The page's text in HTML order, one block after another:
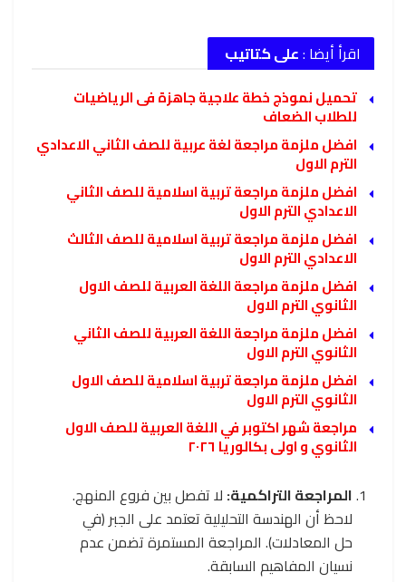
اقرأ أيضا :على كتاتيب
تحميل نموذج خطة علاجية جاهزة فى الرياضيات
للطلاب الضعاف
افضل ملزمة مراجعة لغة عربية للصف الثاني الاعدادي
الترم الاول
افضل ملزمة مراجعة تربية اسلامية للصف الثاني
الاعدادي الترم الاول
افضل ملزمة مراجعة تربية اسلامية للصف الثالث
الاعدادي الترم الاول
افضل ملزمة مراجعة اللغة العربية للصف الاول
الثانوي الترم الاول
افضل ملزمة مراجعة اللغة العربية للصف الثاني
الثانوي الترم الاول
افضل ملزمة مراجعة تربية اسلامية للصف الاول
الثانوي الترم الاول
مراجعة شهر اكتوبر في اللغة العربية للصف الاول
الثانوي و اولى بكالوريا ٢٠٢٦
المراجعة التراكمية: لا تفصل بين فروع المنهج.
لاحظ أن الهندسة التحليلية تعتمد على الجبر (في
حل المعادلات). المراجعة المستمرة تضمن عدم
نسيان المفاهيم السابقة.